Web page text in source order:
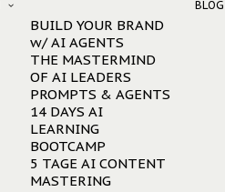
BUILD YOUR BRAND
w/ AI AGENTS
THE MASTERMIND
OF AI LEADERS
PROMPTS & AGENTS
14 DAYS AI
LEARNING
BOOTCAMP
5 TAGE AI CONTENT
MASTERING
BLOG